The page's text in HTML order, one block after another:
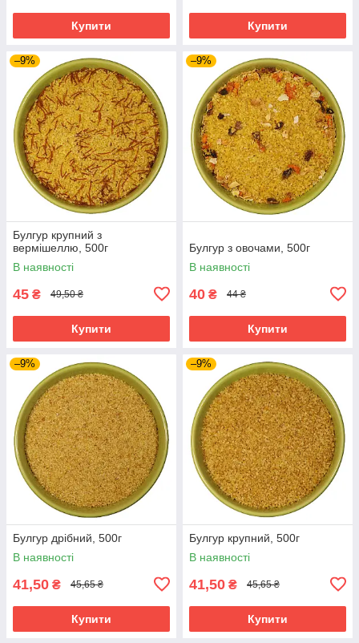
Купити Купити
–9%
Булгур крупний з
вермішеллю, 500г
В наявності
45 ₴ 49,50 ₴
Купити
–9%
Булгур з овочами, 500г
В наявності
40 ₴ 44 ₴
Купити
–9%
Булгур дрібний, 500г
В наявності
41,50 ₴ 45,65 ₴
Купити
–9%
Булгур крупний, 500г
В наявності
41,50 ₴ 45,65 ₴
Купити